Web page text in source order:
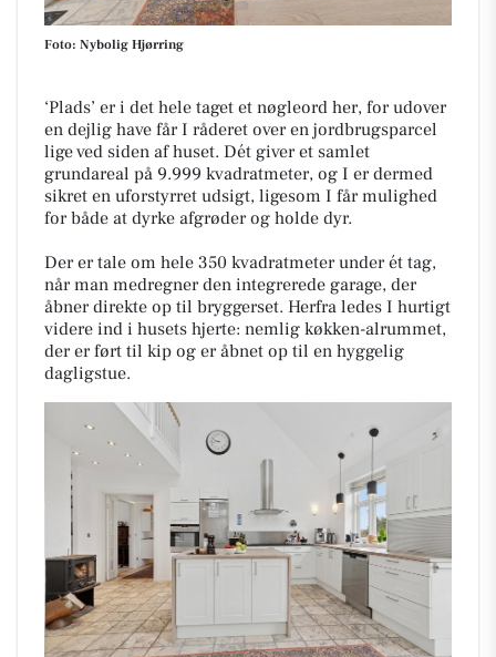
Foto: Nybolig Hjørring
‘Plads’ er i det hele taget et nøgleord her, for udover
en dejlig have får I råderet over en jordbrugsparcel
lige ved siden af huset. Dét giver et samlet
grundareal på 9.999 kvadratmeter, og I er dermed
sikret en uforstyrret udsigt, ligesom I får mulighed
for både at dyrke afgrøder og holde dyr.
Der er tale om hele 350 kvadratmeter under ét tag,
når man medregner den integrerede garage, der
åbner direkte op til bryggerset. Herfra ledes I hurtigt
videre ind i husets hjerte: nemlig køkken-alrummet,
der er ført til kip og er åbnet op til en hyggelig
dagligstue.